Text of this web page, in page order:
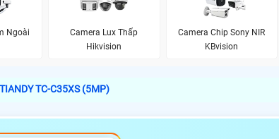
Ngoài
Camera Lux Thấp
Hikvision
Camera Chip Sony NIR
KBvision
TC-C35XS (5MP)